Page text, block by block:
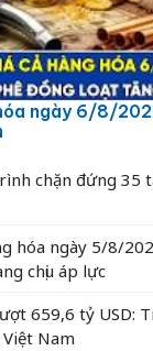
ngày 6/8/
chặn đứng 35
hóa ngày 5/8/
chịu áp lực
659,6 tỷ USD:
Nam